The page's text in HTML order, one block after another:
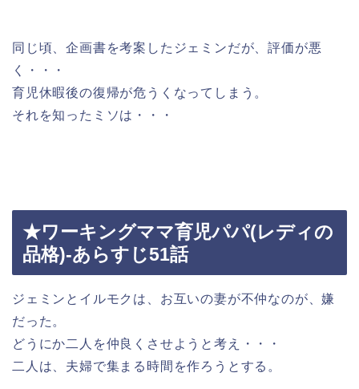
同じ頃、企画書を考案したジェミンだが、評価が悪
く・・・
育児休暇後の復帰が危うくなってしまう。
それを知ったミソは・・・
★ワーキングママ育児パパ(レディの
品格)-あらすじ51話
ジェミンとイルモクは、お互いの妻が不仲なのが、嫌
だった。
どうにか二人を仲良くさせようと考え・・・
二人は、夫婦で集まる時間を作ろうとする。